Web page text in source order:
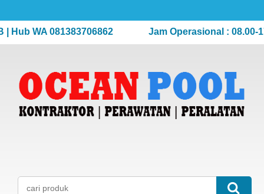
WA 081383706862 Jam Operasional : 08.00-17.00